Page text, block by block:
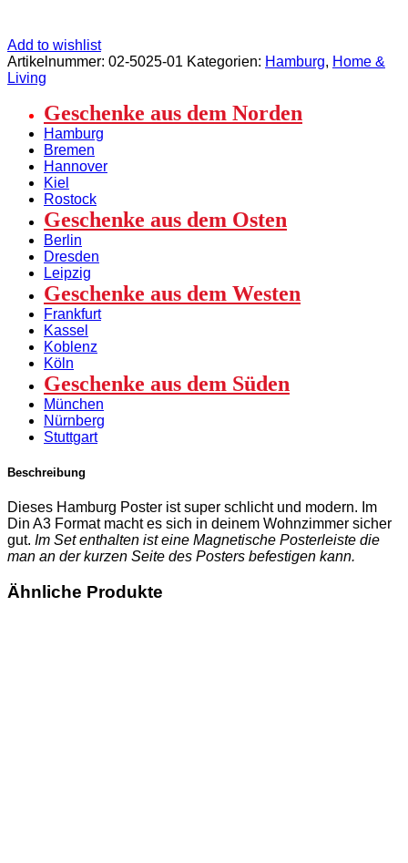
Add to wishlist
Artikelnummer: 02-5025-01 Kategorien: Hamburg, Home &
Living
Geschenke aus dem Norden
Hamburg
Bremen
Hannover
Kiel
Rostock
Geschenke aus dem Osten
Berlin
Dresden
Leipzig
Geschenke aus dem Westen
Frankfurt
Kassel
Koblenz
Köln
Geschenke aus dem Süden
München
Nürnberg
Stuttgart
Beschreibung
Dieses Hamburg Poster ist super schlicht und modern. Im
Din A3 Format macht es sich in deinem Wohnzimmer sicher
gut. Im Set enthalten ist eine Magnetische Posterleiste die
man an der kurzen Seite des Posters befestigen kann.
Ähnliche Produkte